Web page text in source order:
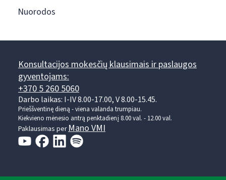
Nuorodos
Konsultacijos mokesčių klausimais ir paslaugos
gyventojams:
+370 5 260 5060
Darbo laikas: I-IV 8.00-17.00, V 8.00-15.45.
Prieššventinę dieną - viena valanda trumpiau.
Kiekvieno mėnesio antrą penktadienį 8.00 val. - 12.00 val.
Paklausimas per Mano VMI